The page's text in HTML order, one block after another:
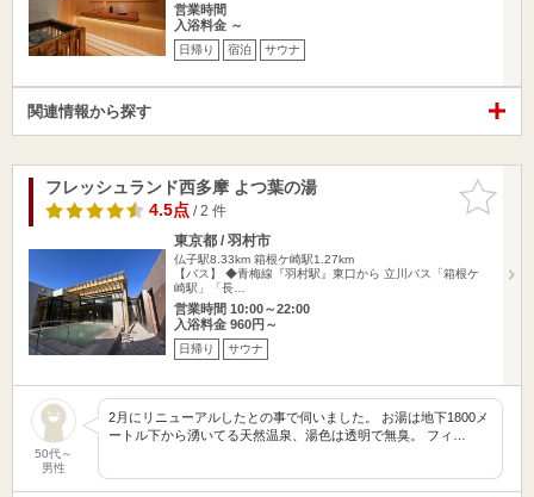
営業時間
入浴料金 ～
日帰り 宿泊 サウナ
関連情報から探す
お気に入
りに追加
フレッシュランド西多摩 よつ葉の湯
4.5点/ 2 件
東京都 / 羽村市
仏子駅8.33km 箱根ケ崎駅1.27km
【バス】 ◆青梅線『羽村駅』東口から 立川バス「箱根ケ
崎駅」「長…
営業時間 10:00～22:00
入浴料金 960円～
日帰り サウナ
50代～
男性
2月にリニューアルしたとの事で伺いました。 お湯は地下1800メ
ートル下から湧いてる天然温泉、湯色は透明で無臭。 フィ…